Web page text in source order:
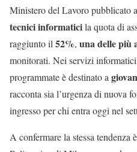
Ministero del Lavoro pubblicato
tecnici informaticila quota di
raggiunto il 52%, una delle più
monitorati. Nei servizi
programmate è destinato a
racconta sia l’urgenza di nuova
ingresso per chi entra oggi nel
A confermare la stessa tendenza